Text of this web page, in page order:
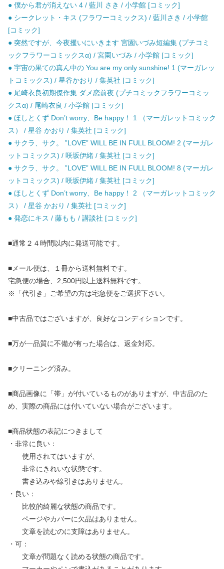
● 僕から君が消えない 4 / 藍川 さき / 小学館 [コミック]
● シークレット・キス (フラワーコミックス) / 藍川さき / 小学館
[コミック]
● 突然ですが、今夜攫いにいきます 宮園いづみ短編集 (プチコミ
ックフラワーコミックスα) / 宮園いづみ / 小学館 [コミック]
● 宇宙の果ての真ん中の You are my only sunshine! 1 (マーガレッ
トコミックス) / 星谷かおり / 集英社 [コミック]
● 尾崎衣良初期傑作集 ダメ恋前夜 (プチコミックフラワーコミッ
クスα) / 尾崎衣良 / 小学館 [コミック]
● ほしとくず Don’t worry、Be happy！ 1 （マーガレットコミック
ス） / 星谷 かおり / 集英社 [コミック]
● サクラ、サク。 ”LOVE” WILL BE IN FULL BLOOM! 2 (マーガレ
ットコミックス) / 咲坂伊緒 / 集英社 [コミック]
● サクラ、サク。 ”LOVE” WILL BE IN FULL BLOOM! 8 (マーガレ
ットコミックス) / 咲坂伊緒 / 集英社 [コミック]
● ほしとくず Don’t worry、Be happy！ 2 （マーガレットコミック
ス） / 星谷 かおり / 集英社 [コミック]
● 発恋にキス / 藤もも / 講談社 [コミック]
■通常２４時間以内に発送可能です。
■メール便は、１冊から送料無料です。
宅急便の場合、2,500円以上送料無料です。
※「代引き」ご希望の方は宅急便をご選択下さい。
■中古品ではございますが、良好なコンディションです。
■万が一品質に不備が有った場合は、返金対応。
■クリーニング済み。
■商品画像に「帯」が付いているものがありますが、中古品のた
め、実際の商品には付いていない場合がございます。
■商品状態の表記につきまして
・非常に良い：
使用されてはいますが、
非常にきれいな状態です。
書き込みや線引きはありません。
・良い：
比較的綺麗な状態の商品です。
ページやカバーに欠品はありません。
文章を読むのに支障はありません。
・可：
文章が問題なく読める状態の商品です。